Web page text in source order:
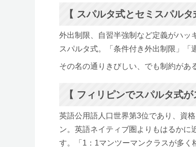
【 スパルタ式とセミスパルタ
外出制限、自習半強制など定義がハッ
スパルタ式。「条件付き外出制限」「
その名の通りきびしい、でも制約があ
【 フィリピンでスパルタ式
英語公用語人口世界第3位であり、資
ン。英語ネイティブ圏よりもはるかに
す。「1：1マンツーマンクラスが多く